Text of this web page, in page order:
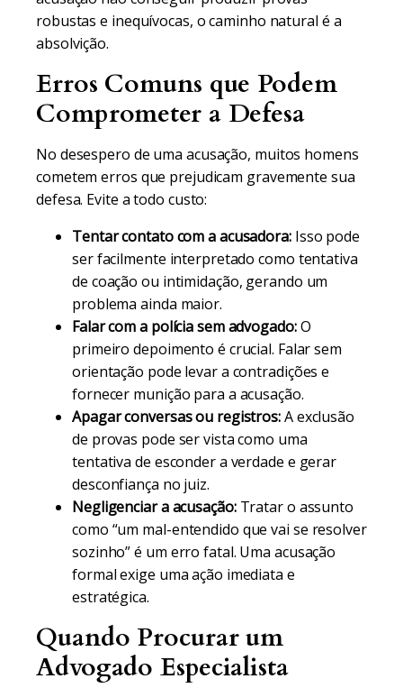
robustas e inequívocas, o caminho natural é a
absolvição.
Erros Comuns que Podem
Comprometer a Defesa
No desespero de uma acusação, muitos homens
cometem erros que prejudicam gravemente sua
defesa. Evite a todo custo:
Tentar contato com a acusadora:Isso pode
ser facilmente interpretado como tentativa
de coação ou intimidação, gerando um
problema ainda maior.
Falar com a polícia sem advogado:O
primeiro depoimento é crucial. Falar sem
orientação pode levar a contradições e
fornecer munição para a acusação.
Apagar conversas ou registros:A exclusão
de provas pode ser vista como uma
tentativa de esconder a verdade e gerar
desconfiança no juiz.
Negligenciar a acusação:Tratar o assunto
como “um mal-entendido que vai se resolver
sozinho” é um erro fatal. Uma acusação
formal exige uma ação imediata e
estratégica.
Quando Procurar um
Advogado Especialista